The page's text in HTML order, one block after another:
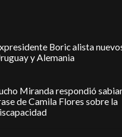
Boric alista
y Alemania
Miranda respondió
de Camila Flores sobre la